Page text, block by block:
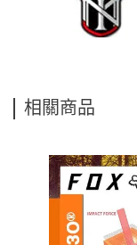
相關商品